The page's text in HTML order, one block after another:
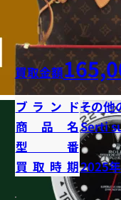
買取金額
ブランドその他
商品名Serti
型番
買取時期2025